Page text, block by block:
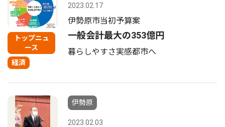
トップニュ
ース
経済
2023.02.17
伊勢原市当初予算案
一般会計最大の353億円
暮らしやすさ実感都市へ
伊勢原
2023.02.03